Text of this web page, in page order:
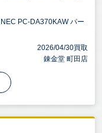
PC-DA370KAW パー
2026/04/30買取
錬金堂 町田店